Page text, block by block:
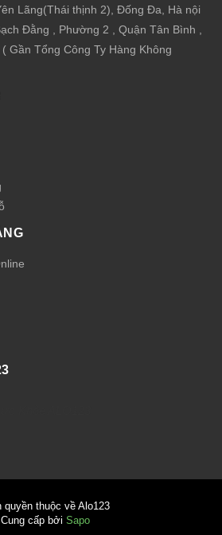
Lãng(Thái thịnh 2), Đống Đa, Hà nội
Đằng , Phường 2 , Quận Tân Bình ,
Gần Tổng Công Ty Hàng Không
quyền thuộc về Alo123
Cung cấp bởi Sapo